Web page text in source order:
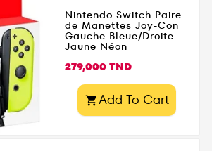
Share , elle est...
Nintendo Switch Paire
de Manettes Joy-Con
Gauche Bleue/Droite
Jaune Néon
Prix
279,000 TND
Add To Cart